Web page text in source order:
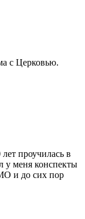
с Церковью.
проучилась в
у меня конспекты
и до сих пор